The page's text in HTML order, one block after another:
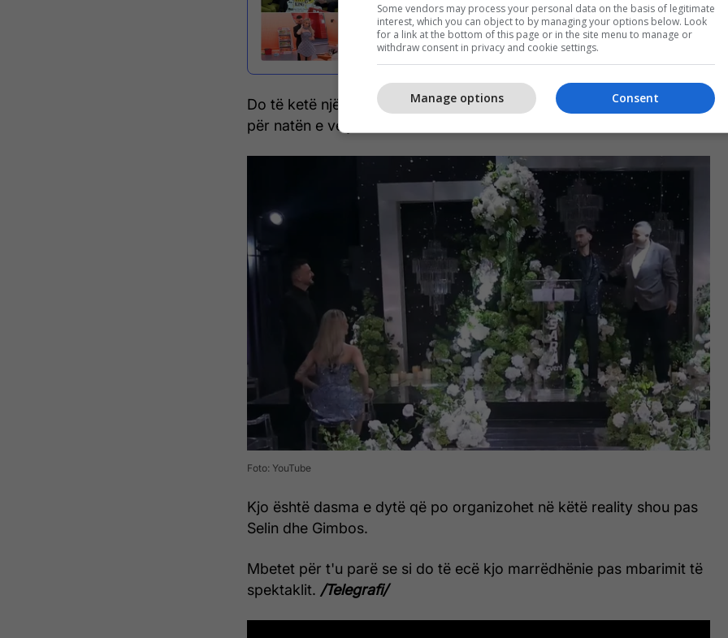
Mateon - banorët me paraqitje elegante
Do të ketë një natë të zjarrtë dhe me atmosferë të mrekullueshme
për natën e veçantë.
Foto: YouTube
Kjo është dasma e dytë që po organizohet në këtë reality shou pas
Selin dhe Gimbos.
Mbetet për t'u parë se si do të ecë kjo marrëdhënie pas mbarimit të
spektaklit. /Telegrafi/
Some vendors may process your personal data on the basis of legitimate
interest, which you can object to by managing your options below. Look
for a link at the bottom of this page or in the site menu to manage or
withdraw consent in privacy and cookie settings.
Consent
Manage options